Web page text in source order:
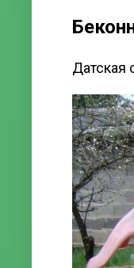
Датская